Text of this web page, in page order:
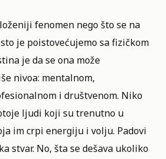
fenomen nego što se na
je poistovećujemo sa fizičkom
je da se ona može
nivoa: mentalnom,
i društvenom. Niko
ljudi koji su trenutno u
im crpi energiju i volju. Padovi
stvar. No, šta se dešava ukoliko